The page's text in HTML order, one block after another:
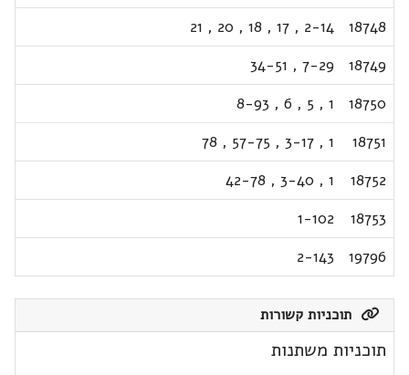
18748
2-14
,
17
,
18
,
20
,
21
18749
7-29
,
34-51
18750
1
,
5
,
6
,
8-93
18751
1
,
3-17
,
57-75
,
78
18752
1
,
3-40
,
42-78
18753
1-102
19796
2-143
תוכניות קשורות
תוכניות משתנות